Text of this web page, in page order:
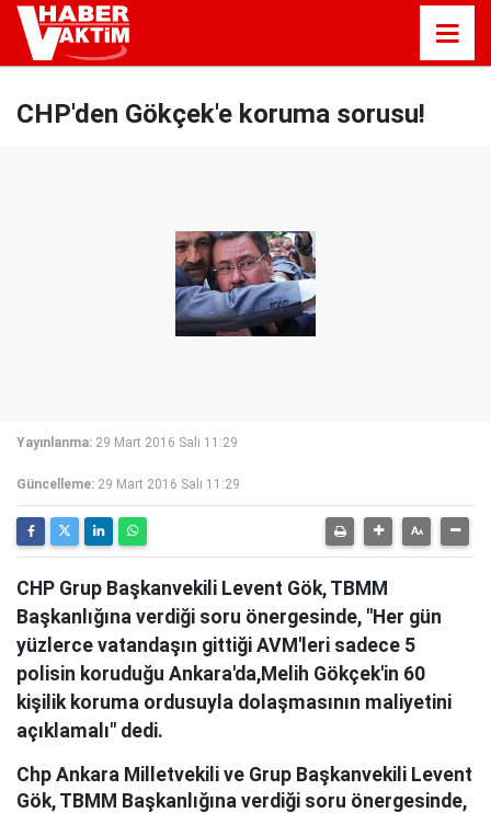
CHP'den Gökçek'e koruma sorusu!
Yayınlanma: 29 Mart 2016 Salı 11:29
Güncelleme: 29 Mart 2016 Salı 11:29
CHP Grup Başkanvekili Levent Gök, TBMM
Başkanlığına verdiği soru önergesinde, "Her gün
yüzlerce vatandaşın gittiği AVM'leri sadece 5
polisin koruduğu Ankara'da,Melih Gökçek'in 60
kişilik koruma ordusuyla dolaşmasının maliyetini
açıklamalı" dedi.
Chp Ankara Milletvekili ve Grup Başkanvekili Levent
Gök, TBMM Başkanlığına verdiği soru önergesinde,